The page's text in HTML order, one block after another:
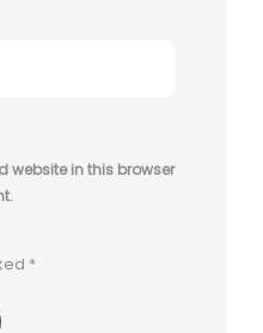
website in this browser
*